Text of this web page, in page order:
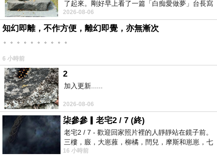
了起來。剛好早上看了一篇「白痴愛做夢」台長寫
的貼文，在回顧年輕時瘋狂愛上
2026-08-06
知幻即離，不作方便，離幻即覺，亦無漸次
。。。。。。。。。。
6 小時前
2
加入更新......
2026-08-06
柒參參▎老宅2 / 7 (終)
老宅2 / 7 - 歡迎回家照片裡的人靜靜站在鏡子前。
三樓，廄，大崽蕥，柳橘，閆兒，摩斯和崽崽，七
個人整整齊齊地站在鏡框之外，如同
16 小時前